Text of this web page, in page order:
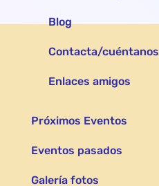
Blog
Contacta/cuéntanos
Enlaces amigos
Próximos Eventos
Eventos pasados
Galería fotos